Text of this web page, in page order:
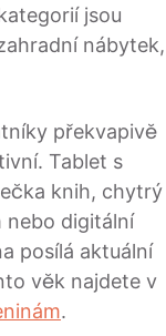
jsou
nábytek,
překvapivě
Tablet s
knih, chytrý
nebo digitální
posílá aktuální
věk najdete v
.